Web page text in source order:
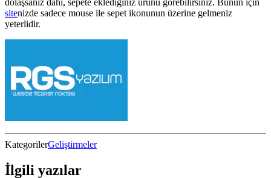
dolaşsanız dahi, sepete eklediğiniz ürünü görebilirsiniz. Bunun için
sitenizde sadece mouse ile sepet ikonunun üzerine gelmeniz
yeterlidir.
KategorilerGeliştirmeler
İlgili yazılar